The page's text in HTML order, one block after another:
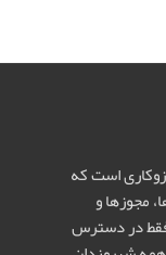
است که
مجوزها و
فقط در دسترس